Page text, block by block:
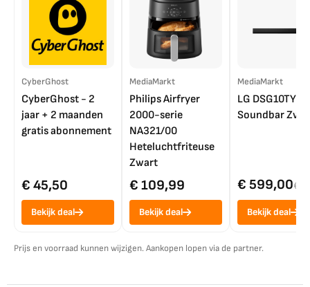
CyberGhost
CyberGhost - 2
jaar + 2 maanden
gratis abonnement
€ 45,50
Bekijk deal
MediaMarkt
Philips Airfryer
2000-serie
NA321/00
Heteluchtfriteuse
Zwart
€ 109,99
Bekijk deal
MediaMarkt
LG DSG10TY
Soundbar
€ 599,00€
Bekijk deal
Prijs en voorraad kunnen wijzigen. Aankopen lopen via de partner.